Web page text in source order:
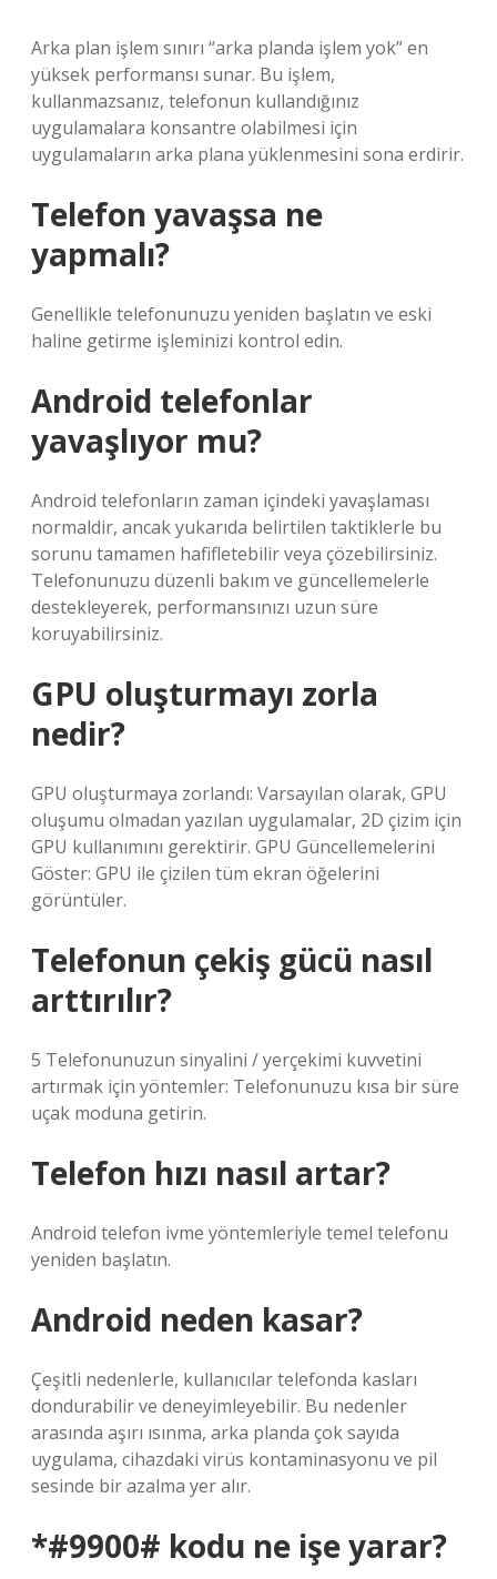
Arka plan işlem sınırı “arka planda işlem yok” en
yüksek performansı sunar. Bu işlem,
kullanmazsanız, telefonun kullandığınız
uygulamalara konsantre olabilmesi için
uygulamaların arka plana yüklenmesini sona erdirir.
Telefon yavaşsa ne
yapmalı?
Genellikle telefonunuzu yeniden başlatın ve eski
haline getirme işleminizi kontrol edin.
Android telefonlar
yavaşlıyor mu?
Android telefonların zaman içindeki yavaşlaması
normaldir, ancak yukarıda belirtilen taktiklerle bu
sorunu tamamen hafifletebilir veya çözebilirsiniz.
Telefonunuzu düzenli bakım ve güncellemelerle
destekleyerek, performansınızı uzun süre
koruyabilirsiniz.
GPU oluşturmayı zorla
nedir?
GPU oluşturmaya zorlandı: Varsayılan olarak, GPU
oluşumu olmadan yazılan uygulamalar, 2D çizim için
GPU kullanımını gerektirir. GPU Güncellemelerini
Göster: GPU ile çizilen tüm ekran öğelerini
görüntüler.
Telefonun çekiş gücü nasıl
arttırılır?
5 Telefonunuzun sinyalini / yerçekimi kuvvetini
artırmak için yöntemler: Telefonunuzu kısa bir süre
uçak moduna getirin.
Telefon hızı nasıl artar?
Android telefon ivme yöntemleriyle temel telefonu
yeniden başlatın.
Android neden kasar?
Çeşitli nedenlerle, kullanıcılar telefonda kasları
dondurabilir ve deneyimleyebilir. Bu nedenler
arasında aşırı ısınma, arka planda çok sayıda
uygulama, cihazdaki virüs kontaminasyonu ve pil
sesinde bir azalma yer alır.
*#9900# kodu ne işe yarar?